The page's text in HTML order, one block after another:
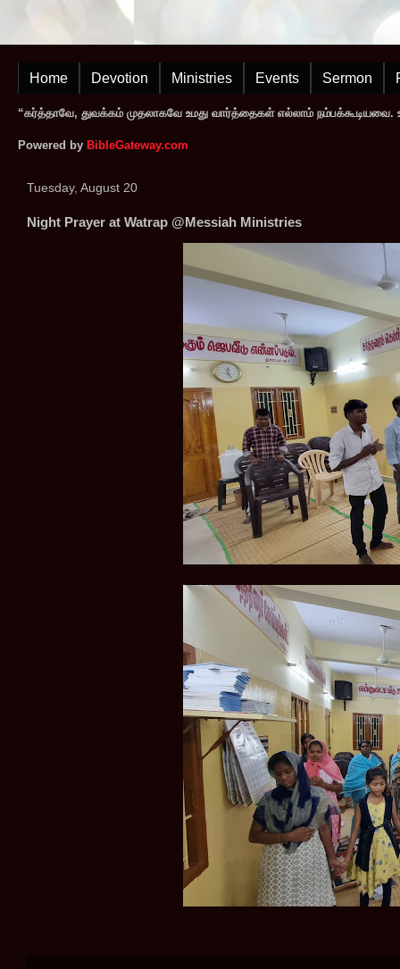
Home Devotion Ministries Events Sermon
“கர்த்தாவே, துவக்கம் முதலாகவே உமது வார்த்தைகள் எல்லாம் நம்பக்கூடியவை.
Powered by BibleGateway.com
Tuesday, August 20
Night Prayer at Watrap @Messiah Ministries